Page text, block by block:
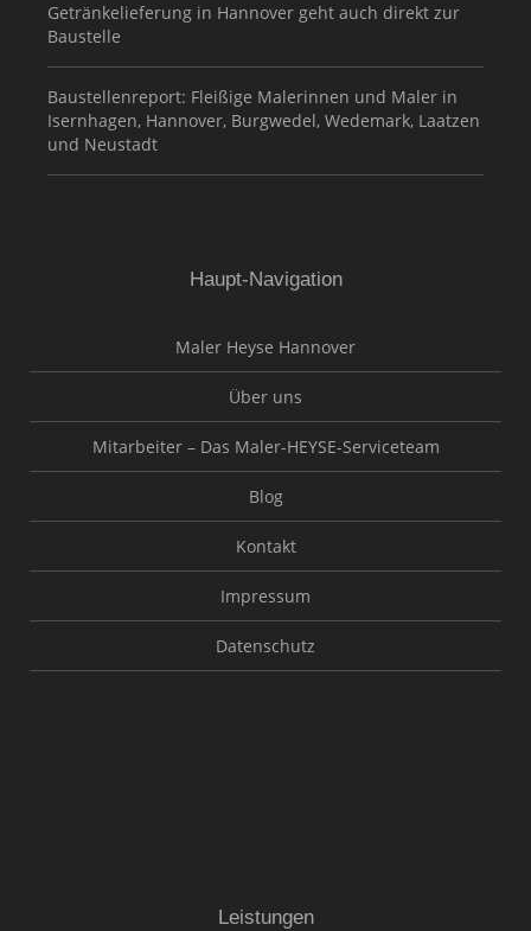
Getränkelieferung in Hannover geht auch direkt zur
Baustelle
Baustellenreport: Fleißige Malerinnen und Maler in
Isernhagen, Hannover, Burgwedel, Wedemark, Laatzen
und Neustadt
Haupt-Navigation
Maler Heyse Hannover
Über uns
Mitarbeiter – Das Maler-HEYSE-Serviceteam
Blog
Kontakt
Impressum
Datenschutz
Leistungen